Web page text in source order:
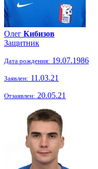
Олег Кибизов
Защитник
Дата рождения: 19.07.1986
Заявлен: 11.03.21
Отзаявлен: 20.05.21